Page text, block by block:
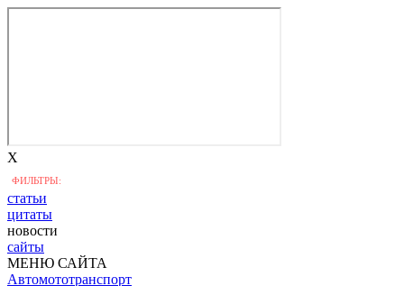
X
ФИЛЬТРЫ:
статьи
цитаты
новости
сайты
МЕНЮ САЙТА
Автомототранспорт